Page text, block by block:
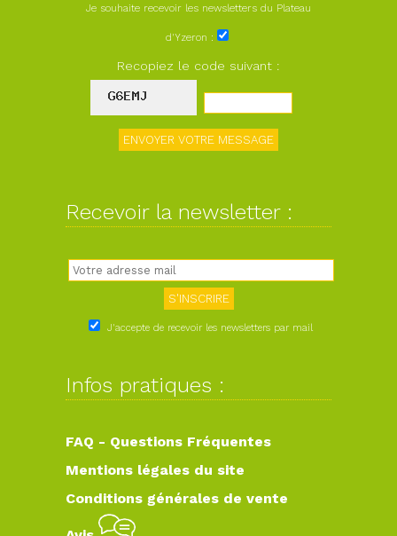
Je souhaite recevoir les newsletters du Plateau
d'Yzeron :
Recopiez le code suivant :
Recevoir la newsletter :
J'accepte de recevoir les newsletters par mail
Infos pratiques :
FAQ - Questions Fréquentes
Mentions légales du site
Conditions générales de vente